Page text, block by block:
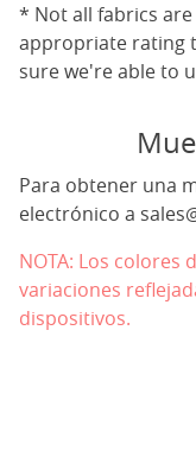
* Not all fabrics
appropriate rating
sure we're able to
Para obtener una
electrónico a
NOTA: Los
variaciones
dispositivos.